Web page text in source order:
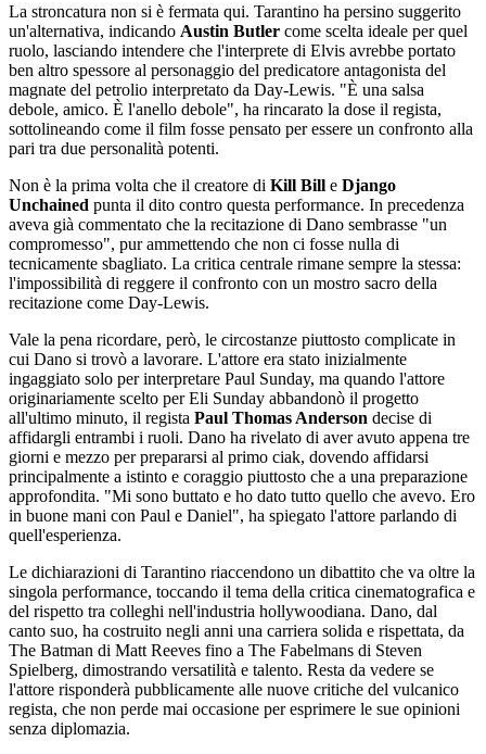
La stroncatura non si è fermata qui. Tarantino ha persino suggerito
un'alternativa, indicando Austin Butler come scelta ideale per quel
ruolo, lasciando intendere che l'interprete di Elvis avrebbe portato
ben altro spessore al personaggio del predicatore antagonista del
magnate del petrolio interpretato da Day-Lewis. "È una salsa
debole, amico. È l'anello debole", ha rincarato la dose il regista,
sottolineando come il film fosse pensato per essere un confronto alla
pari tra due personalità potenti.
Non è la prima volta che il creatore di Kill Bill e Django
Unchained punta il dito contro questa performance. In precedenza
aveva già commentato che la recitazione di Dano sembrasse "un
compromesso", pur ammettendo che non ci fosse nulla di
tecnicamente sbagliato. La critica centrale rimane sempre la stessa:
l'impossibilità di reggere il confronto con un mostro sacro della
recitazione come Day-Lewis.
Vale la pena ricordare, però, le circostanze piuttosto complicate in
cui Dano si trovò a lavorare. L'attore era stato inizialmente
ingaggiato solo per interpretare Paul Sunday, ma quando l'attore
originariamente scelto per Eli Sunday abbandonò il progetto
all'ultimo minuto, il regista Paul Thomas Anderson decise di
affidargli entrambi i ruoli. Dano ha rivelato di aver avuto appena tre
giorni e mezzo per prepararsi al primo ciak, dovendo affidarsi
principalmente a istinto e coraggio piuttosto che a una preparazione
approfondita. "Mi sono buttato e ho dato tutto quello che avevo. Ero
in buone mani con Paul e Daniel", ha spiegato l'attore parlando di
quell'esperienza.
Le dichiarazioni di Tarantino riaccendono un dibattito che va oltre la
singola performance, toccando il tema della critica cinematografica e
del rispetto tra colleghi nell'industria hollywoodiana. Dano, dal
canto suo, ha costruito negli anni una carriera solida e rispettata, da
The Batman di Matt Reeves fino a The Fabelmans di Steven
Spielberg, dimostrando versatilità e talento. Resta da vedere se
l'attore risponderà pubblicamente alle nuove critiche del vulcanico
regista, che non perde mai occasione per esprimere le sue opinioni
senza diplomazia.